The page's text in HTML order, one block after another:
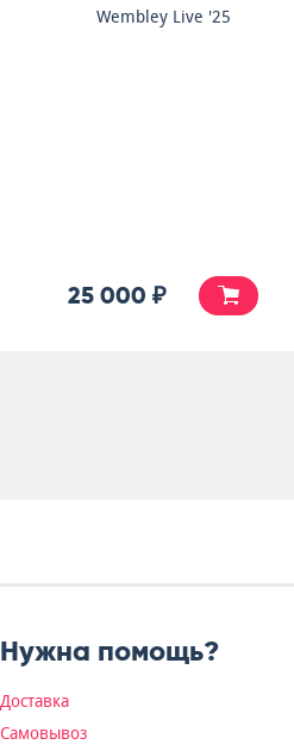
Complete Studio Album
85 000 ₽
Нужна помощь?
Доставка
Самовывоз